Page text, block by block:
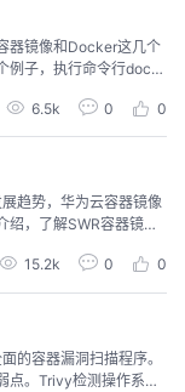
器镜像和Docker这几个
例子，执行命令行dock
构成。上图左边是D
在一起，层与层之间通
6.5k 0 0
趋势，华为云容器镜像
绍，了解SWR容器镜像
15.2k 0 0
的容器漏洞扫描程序。
点。Trivy检测操作系统